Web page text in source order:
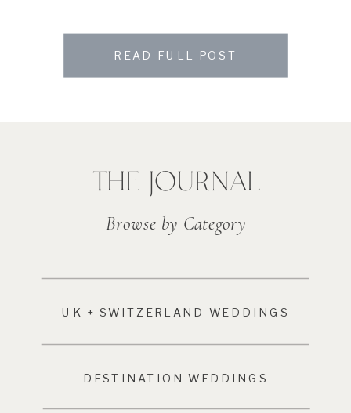
READ FULL POST
THE JOURNAL
Browse by Category
UK + SWITZERLAND WEDDINGS
DESTINATION WEDDINGS